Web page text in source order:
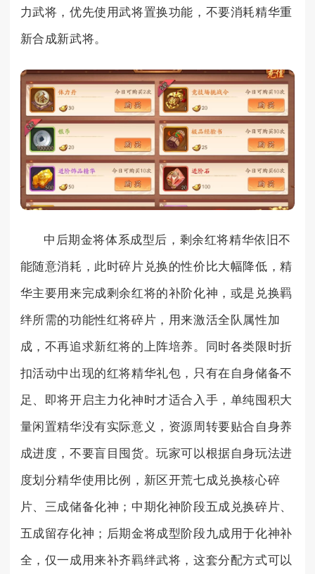
力武将，优先使用武将置换功能，不要消耗精华重
新合成新武将。
中后期金将体系成型后，剩余红将精华依旧不
能随意消耗，此时碎片兑换的性价比大幅降低，精
华主要用来完成剩余红将的补阶化神，或是兑换羁
绊所需的功能性红将碎片，用来激活全队属性加
成，不再追求新红将的上阵培养。同时各类限时折
扣活动中出现的红将精华礼包，只有在自身储备不
足、即将开启主力化神时才适合入手，单纯囤积大
量闲置精华没有实际意义，资源周转要贴合自身养
成进度，不要盲目囤货。玩家可以根据自身玩法进
度划分精华使用比例，新区开荒七成兑换核心碎
片、三成储备化神；中期化神阶段五成兑换碎片、
五成留存化神；后期金将成型阶段九成用于化神补
全，仅一成用来补齐羁绊武将，这套分配方式可以